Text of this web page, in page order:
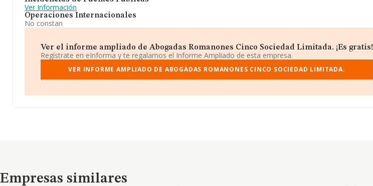
Ver Información
Operaciones Internacionales
No constan
Ver el informe ampliado de Abogadas Romanones Cinco Sociedad Limitada. ¡Es gratis!
Regístrate en eInforma y te regalamos el Informe Ampliado de esta empresa.
VER INFORME AMPLIADO DE ABOGADAS ROMANONES CINCO SOCIEDAD LIMITADA.
Empresas similares
Empresas similares